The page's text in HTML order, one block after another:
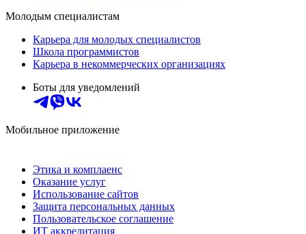
Молодым специалистам
Карьера для молодых специалистов
Школа программистов
Карьера в некоммерческих организациях
Боты для уведомлений
Мобильное приложение
Этика и комплаенс
Оказание услуг
Использование сайтов
Защита персональных данных
Пользовательское соглашение
ИТ аккредитация